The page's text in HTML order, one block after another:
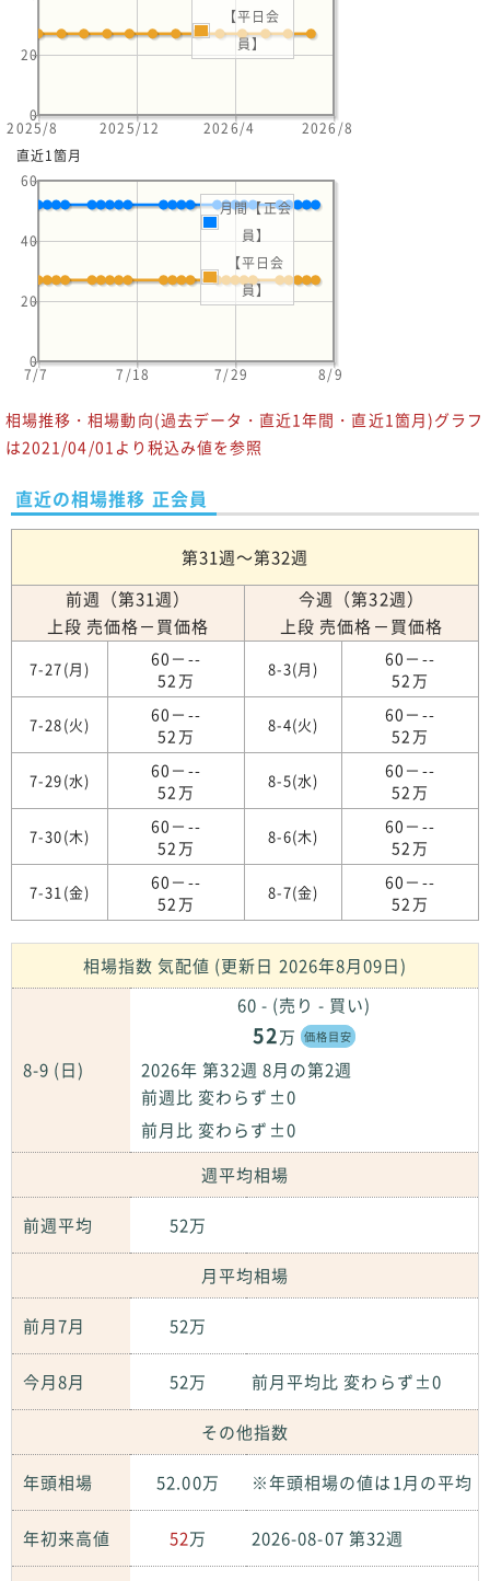
2025/8 2025/12 2026/4 2026/8
0
20
【平日会
員】
直近1箇月
7/7 7/18 7/29 8/9
0
20
40
60
月間【正会
員】
【平日会
員】
相場推移・相場動向(過去データ・直近1年間・直近1箇月)グラフ
は2021/04/01より税込み値を参照
直近の相場推移 正会員
第31週～第32週
前週（第31週）
上段 売価格－買価格
今週（第32週）
上段 売価格－買価格
7-27(月)
60－--
52万
7-28(火)
60－--
52万
7-29(水)
60－--
52万
7-30(木)
60－--
52万
7-31(金)
60－--
52万
8-3(月)
60－--
52万
8-4(火)
60－--
52万
8-5(水)
60－--
52万
8-6(木)
60－--
52万
8-7(金)
60－--
52万
相場指数 気配値 (更新日 2026年8月09日)
8-9 (日)
60 - (売り - 買い)
52万 価格目安
2026年 第32週 8月の第2週
前週比 変わらず±0
前月比 変わらず±0
週平均相場
前週平均 52万
月平均相場
前月7月 52万
今月8月 52万 前月平均比 変わらず±0
その他指数
年頭相場 52.00万 ※年頭相場の値は1月の平均
年初来高値 52万 2026-08-07 第32週